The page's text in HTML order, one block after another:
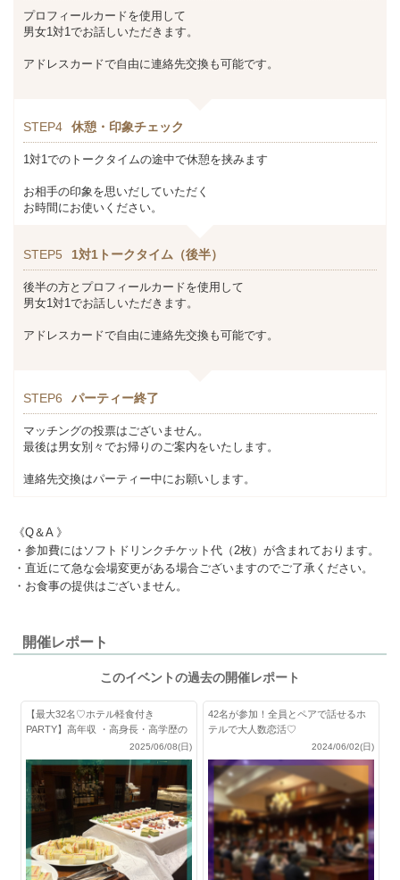
プロフィールカードを使用して
男女1対1でお話しいただきます。
アドレスカードで自由に連絡先交換も可能です。
STEP4 休憩・印象チェック
1対1でのトークタイムの途中で休憩を挟みます
お相手の印象を思いだしていただく
お時間にお使いください。
STEP5 1対1トークタイム（後半）
後半の方とプロフィールカードを使用して
男女1対1でお話しいただきます。
アドレスカードで自由に連絡先交換も可能です。
STEP6 パーティー終了
マッチングの投票はございません。
最後は男女別々でお帰りのご案内をいたします。
連絡先交換はパーティー中にお願いします。
《Q＆A 》
・参加費にはソフトドリンクチケット代（2枚）が含まれております。
・直近にて急な会場変更がある場合ございますのでご了承ください。
・お食事の提供はございません。
開催レポート
このイベントの過去の開催レポート
【最大32名♡ホテル軽食付き
PARTY】高年収 ・高身長・高学歴の
2025/06/08(日)
42名が参加！全員とペアで話せるホ
テルで大人数恋活♡
2024/06/02(日)